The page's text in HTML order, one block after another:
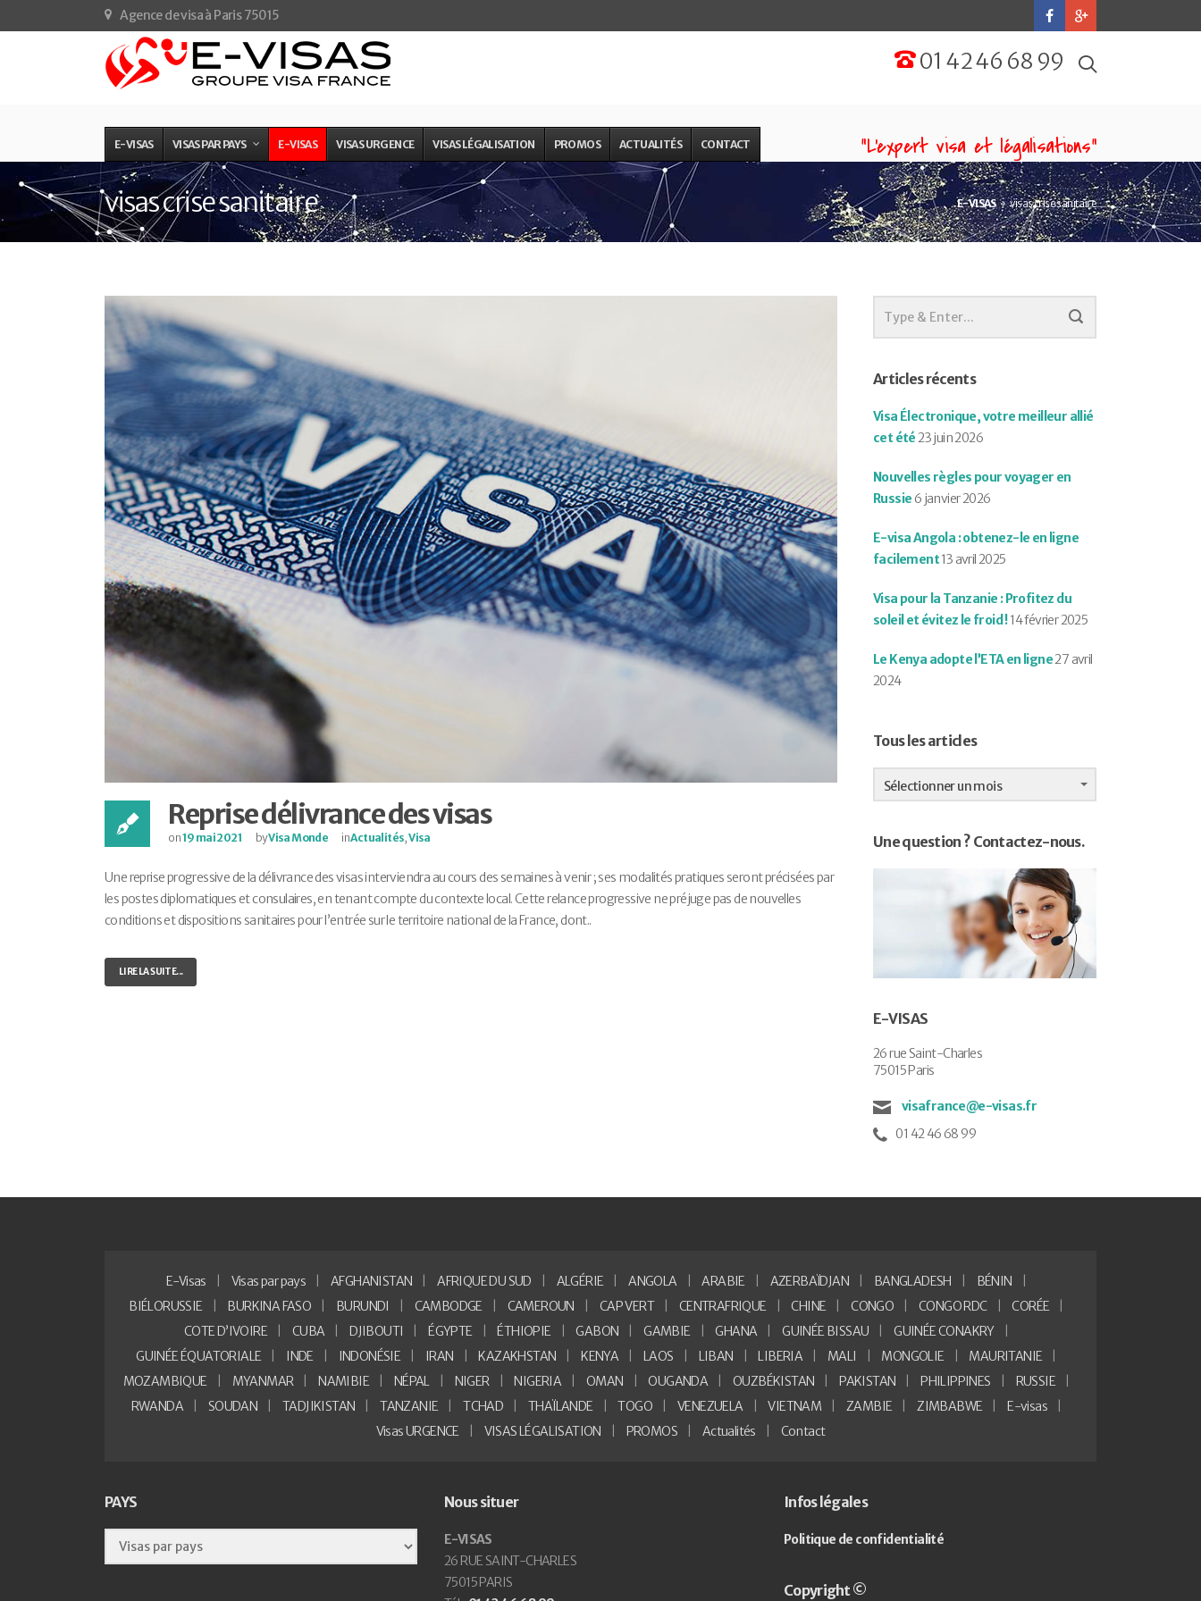
Agence de visa à Paris 75015
01 42 46 68 99
E-VISAS VISAS PAR PAYS E-VISAS VISAS URGENCE VISAS LÉGALISATION PROMOS ACTUALITÉS CONTACT “L'expert visa et légalisations”
visas crise sanitaire E-VISAS visas crise sanitaire
Reprise délivrance des visas
on19 mai 2021 byVisa Monde inActualités,Visa
Une reprise progressive de la délivrance des visas interviendra au cours des semaines à venir ; ses modalités pratiques seront précisées par
les postes diplomatiques et consulaires, en tenant compte du contexte local. Cette relance progressive ne préjuge pas de nouvelles
conditions et dispositions sanitaires pour l’entrée sur le territoire national de la France, dont..
LIRE LA SUITE...
Articles récents
Visa Électronique, votre meilleur allié
cet été23 juin 2026
Nouvelles règles pour voyager en
Russie 6 janvier 2026
E-visa Angola : obtenez-le en ligne
facilement13 avril 2025
Visa pour la Tanzanie : Profitez du
soleil et évitez le froid !14 février 2025
Le Kenya adopte l’ETA en ligne27 avril
2024
Tous les articles
Tous
les
articles
Sélectionner un mois
Une question ? Contactez-nous.
E-VISAS
26 rue Saint-Charles
75015 Paris
visafrance@e-visas.fr
01 42 46 68 99
E-Visas Visas par pays AFGHANISTAN AFRIQUE DU SUD ALGÉRIE ANGOLA ARABIE AZERBAÏDJAN BANGLADESH
BÉNIN
BIÉLORUSSIE
BURKINA FASO BURUNDI CAMBODGE CAMEROUN CAP VERT CENTRAFRIQUE CHINE CONGO CONGO RDC
CORÉE
COTE D’IVOIRE
CUBA DJIBOUTI ÉGYPTE ÉTHIOPIE GABON GAMBIE GHANA GUINÉE BISSAU
GUINÉE CONAKRY
GUINÉE ÉQUATORIALE
INDE INDONÉSIE IRAN KAZAKHSTAN KENYA LAOS LIBAN LIBERIA MALI MONGOLIE
MAURITANIE
MOZAMBIQUE
MYANMAR NAMIBIE NÉPAL NIGER NIGERIA OMAN OUGANDA OUZBÉKISTAN PAKISTAN PHILIPPINES
RUSSIE
RWANDA
SOUDAN TADJIKISTAN TANZANIE TCHAD THAÏLANDE TOGO VENEZUELA VIETNAM ZAMBIE ZIMBABWE
E-visas
Visas URGENCE
VISAS LÉGALISATION PROMOS Actualités Contact
PAYS Nous situer
E-VISAS
26 RUE SAINT-CHARLES
75015 PARIS
Infos légales
Politique de confidentialité
Copyright ©